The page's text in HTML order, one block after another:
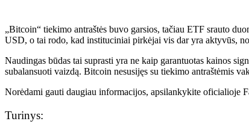
„Bitcoin“ tiekimo antraštės buvo garsios, tačiau ETF srauto
USD, o tai rodo, kad instituciniai pirkėjai vis dar yra aktyvūs,
Naudingas būdas tai suprasti yra ne kaip garantuotas kainos
subalansuoti vaizdą. Bitcoin nesusijęs su tiekimo antraštėmis
Norėdami gauti daugiau informacijos, apsilankykite oficialioje
Turinys: